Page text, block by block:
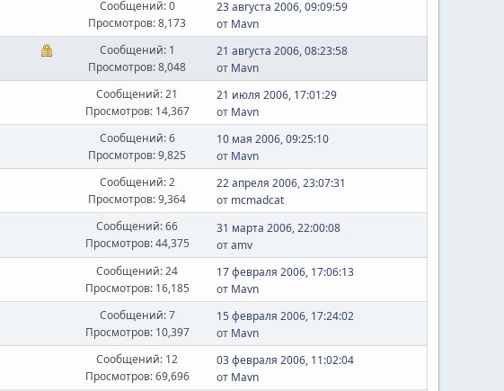
Сообщений: 0
Просмотров: 8,173
23 августа 2006, 09:09:59
от Mavn
Сообщений: 1
Просмотров: 8,048
21 августа 2006, 08:23:58
от Mavn
Сообщений: 21
Просмотров: 14,367
21 июля 2006, 17:01:29
от Mavn
Сообщений: 6
Просмотров: 9,825
10 мая 2006, 09:25:10
от Mavn
Сообщений: 2
Просмотров: 9,364
22 апреля 2006, 23:07:31
от mcmadcat
Сообщений: 66
Просмотров: 44,375
31 марта 2006, 22:00:08
отamv
Сообщений: 24
Просмотров: 16,185
17 февраля 2006, 17:06:13
от Mavn
Сообщений: 7
Просмотров: 10,397
15 февраля 2006, 17:24:02
от Mavn
Сообщений: 12
Просмотров: 69,696
03 февраля 2006, 11:02:04
от Mavn